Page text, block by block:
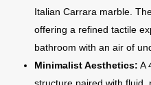
Italian Carrara marble.
offering a refined tactile
bathroom with an air of
Minimalist Aesthetics: A